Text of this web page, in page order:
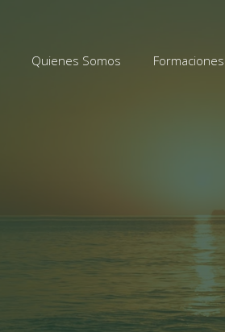
Quienes Somos Formaciones